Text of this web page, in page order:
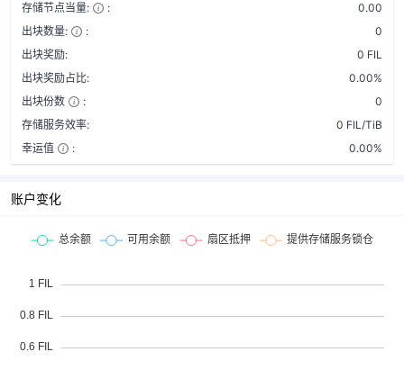
存储节点当量:
:
0.00
出块数量:
:
0
出块奖励:
0 FIL
出块奖励占比:
0.00%
出块份数
:
0
存储服务效率:
0 FIL/TiB
幸运值
: 0.00%
账户变化